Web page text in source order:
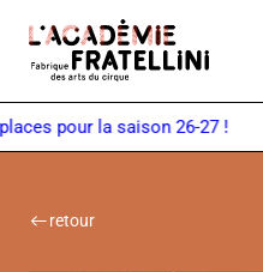
pour la saison 26-27 !
retour
Panneau de gestion des cookies